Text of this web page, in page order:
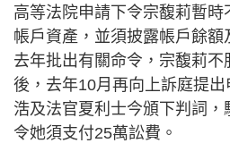
高等法院申請下令宗馥莉暫
帳戶資產，並須披露帳戶餘
去年批出有關命令，宗馥莉
後，去年10月再向上訴庭提
浩及法官夏利士今頒下判詞
令她須支付25萬訟費。